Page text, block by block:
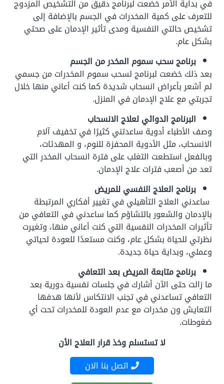
في بداية الأمر خضعت لبرنامج دقيق من التشخيص المزدوج
للتعرف على كمية المخدرات في الجسم بالإضافة إلى
تشخيص حالتي النفسية ومدى تأثير الإدمان على صحتي
بشكل عام.
برنامج سحب سموم المخدر من الجسم
بعد ذلك خضعت لبرنامج لسحب سموم المخدرات من جسمي
لم أشعر بأعراض انسحاب شديدة كما كنت أعاني منها خلال
تجربتي مع علاج الإدمان في المنزل.
البرنامج الدوائي لعلاج الانسحاب
وصف الأطباء أدوية ساعدتني كثيرًا في تخفيف آلام
الانسحاب، مثل الأدوية المحفزة للنوم، و المهدئات،
وبالفعل استطعت التغلب على فترة انسحاب المخدر التي
تعد من أصعب فترات علاج الإدمان.
برنامج العلاج النفسي للمريض
ساعدني العلاج التأهيلي في تغيير أفكاري المرتبطة
بالإدمان والشعور بالتشاؤم كما ساعدني في التعافي من
تأثيرات المخدرات النفسية التي كنت أعاني منها، وتغيرت
نظرتي للحياة بشكل عام، وكنت مستعدًا للعودة لحياتي
وعملي، وبداية حياة جديدة.
برنامج متابعة المريض بعد التعافي
ما زالت حتى الآن أشارك في جلسات نفسية دورية بعد
التعافي تساعدني في تجنب الانتكاس لأنها هدفها
التعايش ون مخدرات مع عدم العودة للمخدرات تحت أي
ضغوطات.
لا تستسلم وخذ قرار العلاج الأن
اتصل بنا الان